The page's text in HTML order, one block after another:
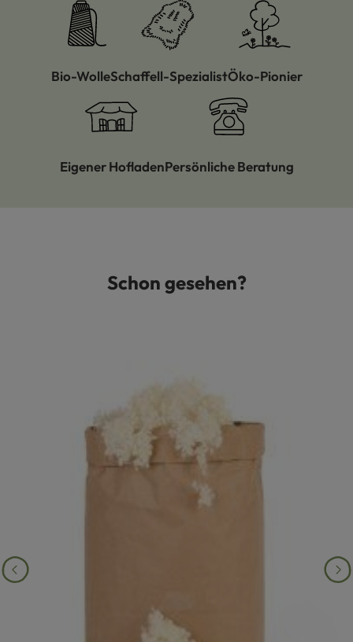
Bio-WolleSchaffell-SpezialistÖko-Pionier
Eigener HofladenPersönliche Beratung
Produktgalerie überspringenSchon gesehen?